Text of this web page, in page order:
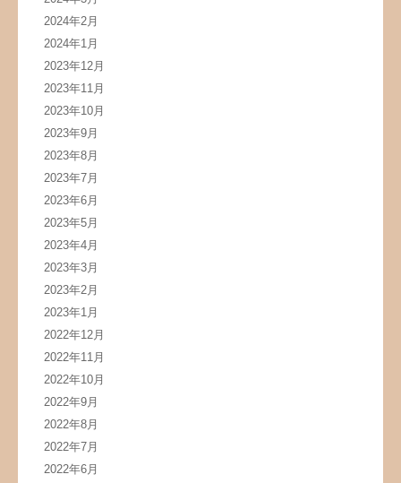
2024年2月
2024年1月
2023年12月
2023年11月
2023年10月
2023年9月
2023年8月
2023年7月
2023年6月
2023年5月
2023年4月
2023年3月
2023年2月
2023年1月
2022年12月
2022年11月
2022年10月
2022年9月
2022年8月
2022年7月
2022年6月